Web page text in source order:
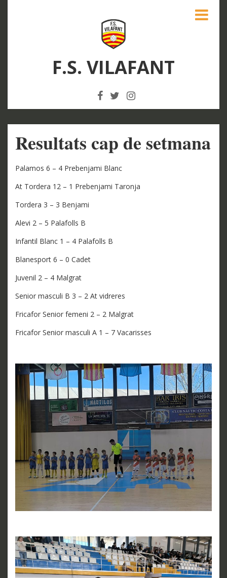
F.S. VILAFANT
Resultats cap de setmana
Palamos 6 – 4 Prebenjami Blanc
At Tordera 12 – 1 Prebenjami Taronja
Tordera 3 – 3 Benjami
Alevi 2 – 5 Palafolls B
Infantil Blanc 1 – 4 Palafolls B
Blanesport 6 – 0 Cadet
Juvenil 2 – 4 Malgrat
Senior masculi B 3 – 2 At vidreres
Fricafor Senior femeni 2 – 2 Malgrat
Fricafor Senior masculi A 1 – 7 Vacarisses